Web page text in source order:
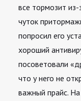
все тормозит
чуток
попросил его
хороший
посоветовали
что у него не
важный прайс.